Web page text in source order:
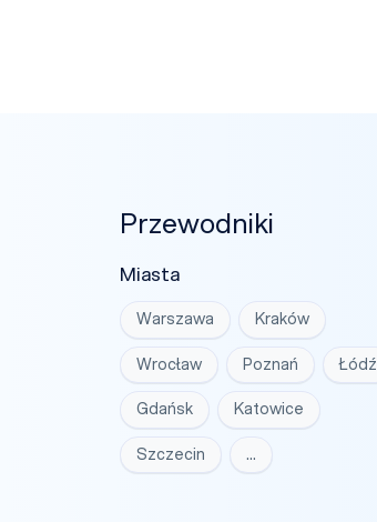
Przewodniki
Miasta
Warszawa Kraków
Wrocław Poznań Łódź
Gdańsk Katowice
Szczecin …